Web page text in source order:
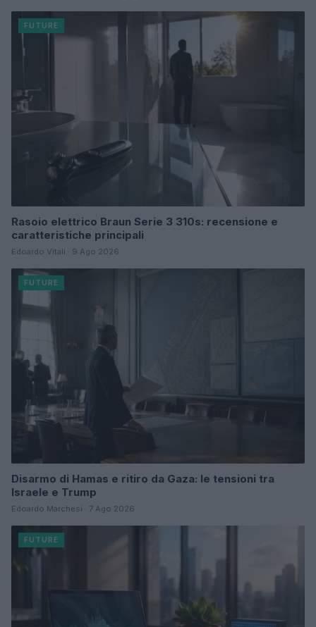
FUTURE
Rasoio elettrico Braun Serie 3 310s: recensione e
caratteristiche principali
Edoardo Vitali · 9 Ago 2026
FUTURE
Disarmo di Hamas e ritiro da Gaza: le tensioni tra
Israele e Trump
Edoardo Marchesi · 7 Ago 2026
FUTURE